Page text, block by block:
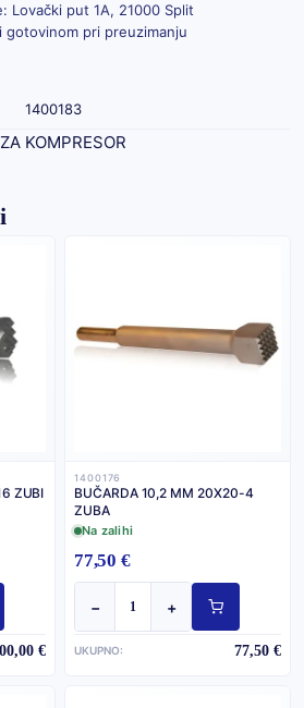
Lovački put 1A, 21000 Split
gotovinom pri preuzimanju
1400183
KOMPRESOR
ZUBI
€
1400176
BUČARDA 10,2 MM 20X20-4
ZUBA
Na zalihi
77,50 €
− +
UKUPNO: 77,50 €